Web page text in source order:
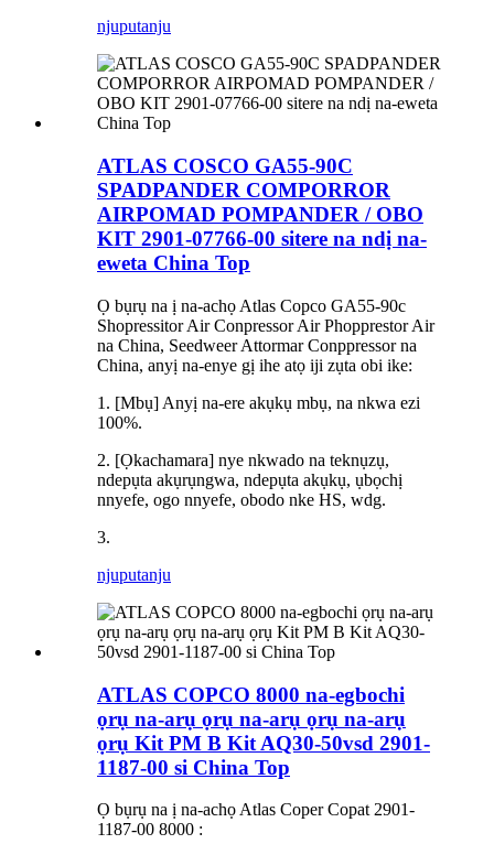
njuputanju
ATLAS COSCO GA55-90C
SPADPANDER COMPORROR
AIRPOMAD POMPANDER / OBO
KIT 2901-07766-00 sitere na ndị na-
eweta China Top
Ọ bụrụ na ị na-achọ Atlas Copco GA55-90c
Shopressitor Air Conpressor Air Phopprestor Air
na China, Seedweer Attormar Conppressor na
China, anyị na-enye gị ihe atọ iji zụta obi ike:
1. [Mbụ] Anyị na-ere akụkụ mbụ, na nkwa ezi
100%.
2. [Ọkachamara] nye nkwado na teknụzụ,
ndepụta akụrụngwa, ndepụta akụkụ, ụbọchị
nnyefe, ogo nnyefe, obodo nke HS, wdg.
3.
njuputanju
ATLAS COPCO 8000 na-egbochi
ọrụ na-arụ ọrụ na-arụ ọrụ na-arụ
ọrụ Kit PM B Kit AQ30-50vsd 2901-
1187-00 si China Top
Ọ bụrụ na ị na-achọ Atlas Coper Copat 2901-
1187-00 8000 :